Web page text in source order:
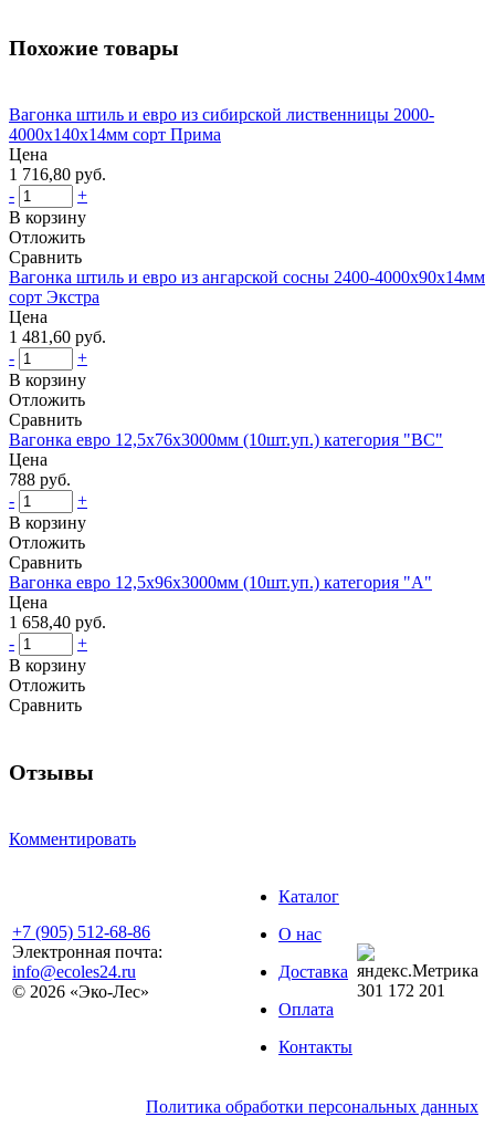
Похожие товары
Вагонка штиль и евро из сибирской лиственницы 2000-
4000х140х14мм сорт Прима
Цена
1 716,80 руб.
-
+
В корзину
Отложить
Сравнить
Вагонка штиль и евро из ангарской сосны 2400-4000х90х14мм
сорт Экстра
Цена
1 481,60 руб.
-
+
В корзину
Отложить
Сравнить
Вагонка евро 12,5х76х3000мм (10шт.уп.) категория "ВС"
Цена
788 руб.
-
+
В корзину
Отложить
Сравнить
Вагонка евро 12,5х96х3000мм (10шт.уп.) категория "А"
Цена
1 658,40 руб.
-
+
В корзину
Отложить
Сравнить
Отзывы
Комментировать
+7 (905) 512-68-86
Электронная почта:
info@ecoles24.ru
© 2026 «Эко-Лес»
Каталог
О нас
Доставка
Оплата
Контакты
301 172 201
Политика обработки персональных данных